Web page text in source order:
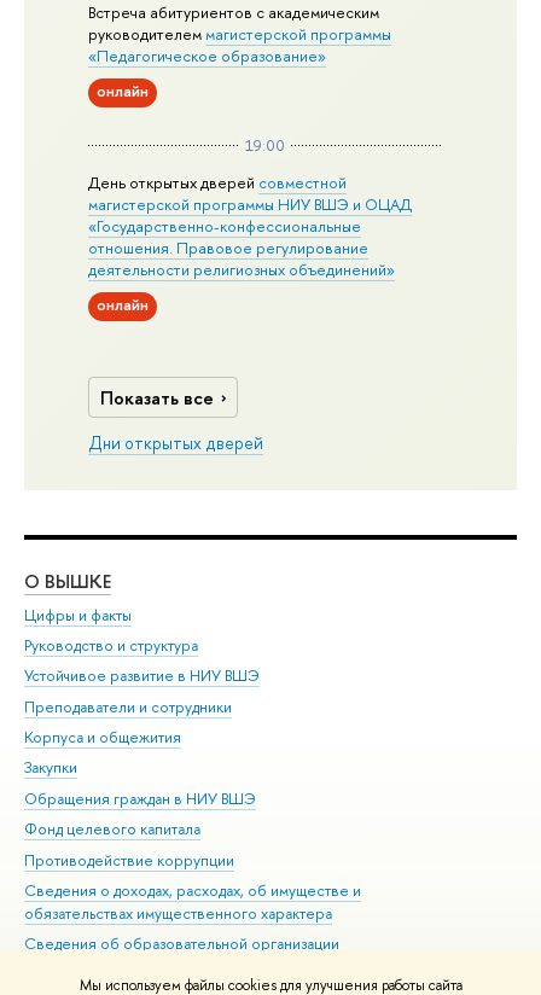
Мы используем файлы cookies для улучшения работы сайта
Встреча абитуриентов с академическим
руководителеммагистерской программы
«Педагогическое образование»
онлайн
19:00
День открытых дверей совместной
магистерской программы НИУ ВШЭ и ОЦАД
«Государственно-конфессиональные
отношения. Правовое регулирование
деятельности религиозных объединений»
онлайн
Показать все
Дни открытых дверей
О ВЫШКЕ
Цифры и факты
Руководство и структура
Устойчивое развитие в НИУ ВШЭ
Преподаватели и сотрудники
Корпуса и общежития
Закупки
Обращения граждан в НИУ ВШЭ
Фонд целевого капитала
Противодействие коррупции
Сведения о доходах, расходах, об имуществе и
обязательствах имущественного характера
Сведения об образовательной организации
Людям с ограниченными возможностями здоровья